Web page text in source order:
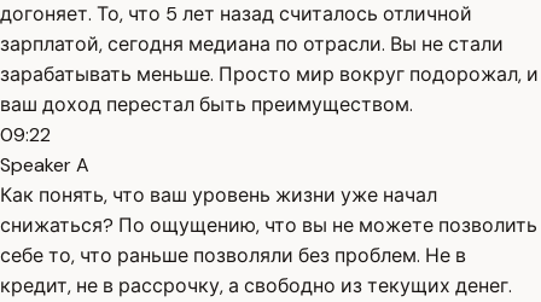
догоняет. То, что 5 лет назад считалось отличной
зарплатой, сегодня медиана по отрасли. Вы не стали
зарабатывать меньше. Просто мир вокруг подорожал, и
ваш доход перестал быть преимуществом.
09:22
Speaker A
Как понять, что ваш уровень жизни уже начал
снижаться? По ощущению, что вы не можете позволить
себе то, что раньше позволяли без проблем. Не в
кредит, не в рассрочку, а свободно из текущих денег.